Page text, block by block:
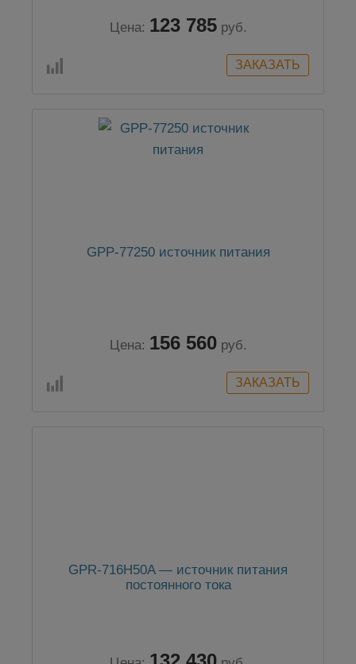
Цена: 123 785 руб.
GPP-77250 источник питания
Цена: 156 560 руб.
GPR-716H50A — источник питания
постоянного тока